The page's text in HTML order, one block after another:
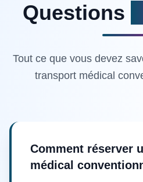
Questions
Tout ce que vous devez
transport médical
Comment réserver
médical